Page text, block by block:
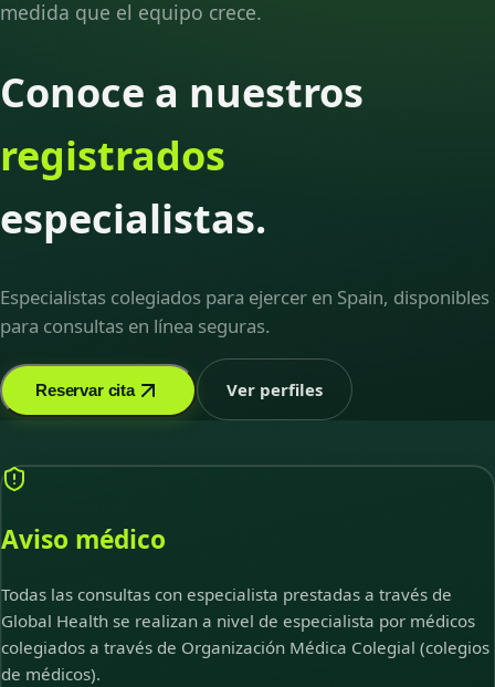
medida que el equipo crece.
Conoce a nuestros
registrados
especialistas.
Especialistas colegiados para ejercer en Spain, disponibles
para consultas en línea seguras.
Reservar cita Ver perfiles
Aviso médico
Todas las consultas con especialista prestadas a través de
Global Health se realizan a nivel de especialista por médicos
colegiados a través de Organización Médica Colegial (colegios
de médicos).